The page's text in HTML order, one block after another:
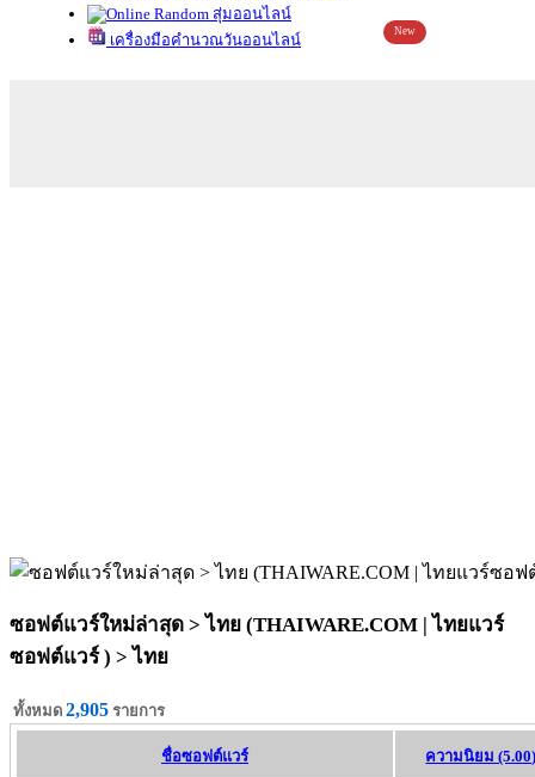
สุ่มออนไลน์
เครื่องมือคำนวณวันออนไลน์
New
ซอฟต์แวร์ใหม่ล่าสุด > ไทย (THAIWARE.COM | ไทยแวร์
ซอฟต์แวร์ ) >ไทย
ทั้งหมด 2,905 รายการ
ชื่อซอฟต์แวร์ ความนิยม